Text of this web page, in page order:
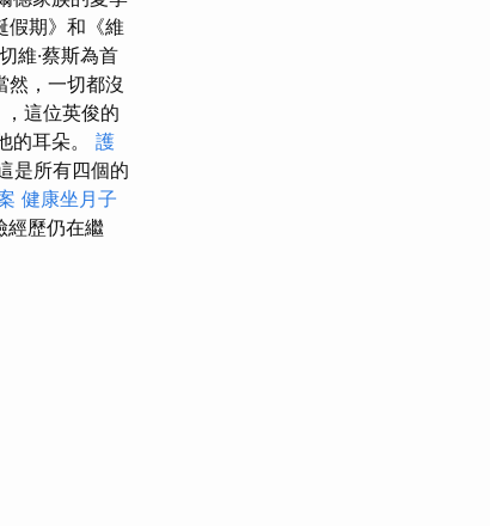
假期》和《維
維·蔡斯為首
然，一切都沒
這位英俊的
的耳朵。 護
是所有四個的
健康坐月子
經歷仍在繼